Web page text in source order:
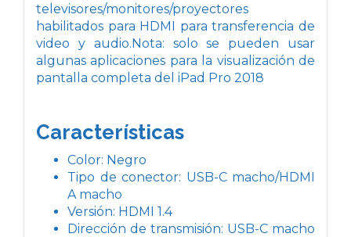
televisores/monitores/proyectores
habilitados para HDMI para transferencia de
video y audio.Nota: solo se pueden usar
algunas aplicaciones para la visualización de
pantalla completa del iPad Pro 2018
Características
Color: Negro
Tipo de conector: USB-C macho/HDMI
A macho
Versión: HDMI 1.4
Dirección de transmisión: USB-C macho